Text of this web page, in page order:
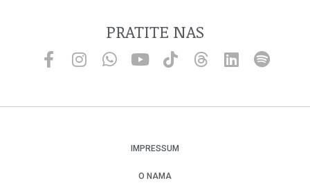
PRATITE NAS
IMPRESSUM
O NAMA